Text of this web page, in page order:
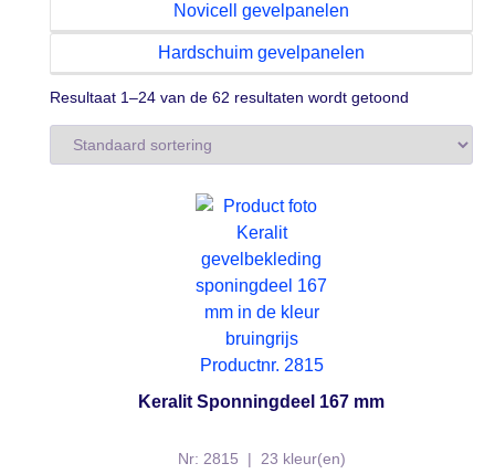
Novicell gevelpanelen
Hardschuim gevelpanelen
Resultaat 1–24 van de 62 resultaten wordt getoond
Keralit Sponningdeel 167 mm
Nr: 2815 | 23 kleur(en)